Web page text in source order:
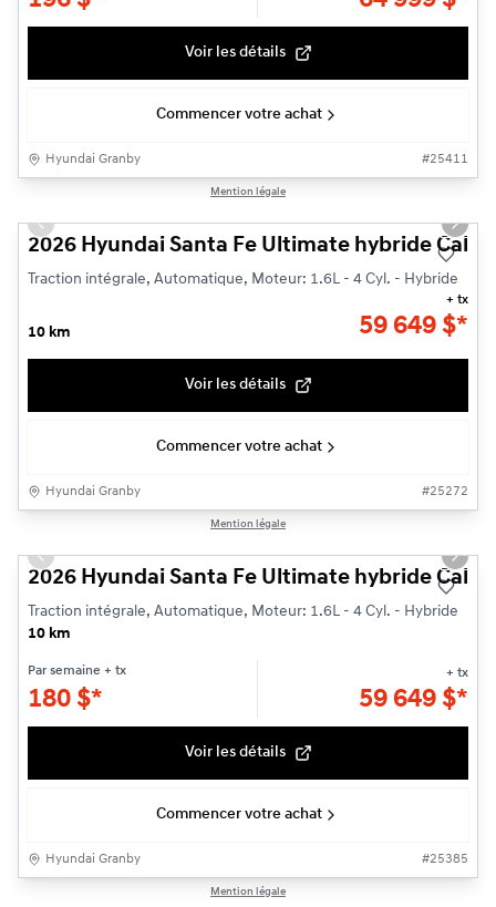
Voir les détails
Commencer votre achat
Hyundai Granby #25411
Mention légale
Previous slide Next
2026 Hyundai Santa Fe Ultimate hybride
Traction intégrale, Automatique, Moteur: 1.6L - 4 Cyl. - Hybride
10 km 59 649 $*
+ tx
Voir les détails
Commencer votre achat
Hyundai Granby #25272
Mention légale
Previous slide Next
2026 Hyundai Santa Fe Ultimate hybride
Traction intégrale, Automatique, Moteur: 1.6L - 4 Cyl. - Hybride
10 km
Par semaine + tx
180 $*
+ tx
59 649 $*
Voir les détails
Commencer votre achat
Hyundai Granby #25385
Mention légale